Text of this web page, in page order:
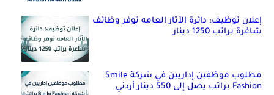
إعلان توظيف: دائرة الآثار العامه توفر وظائف
شاغرة براتب 1250 دينار
مطلوب موظفين إداريين في شركة Smile
Fashion براتب يصل إلى 550 دينار أردني